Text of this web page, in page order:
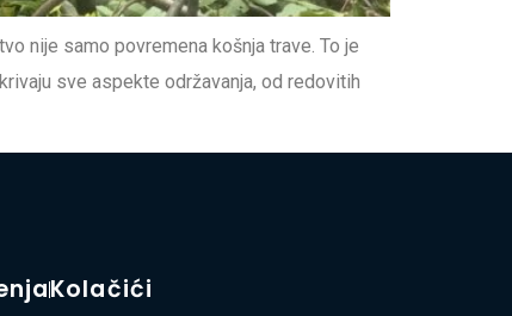
nije samo povremena košnja trave. To je
sve aspekte održavanja, od redovitih
Kolačići